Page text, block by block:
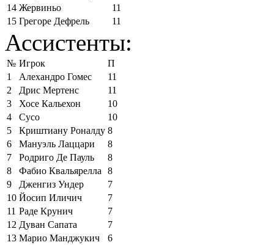
14 Жервиньо
11
15 Грегоре Дефрель 11
Ассистенты:
№ Игрок
П
1
Алехандро Гомес
11
2
Дрис Мертенс
11
3
Хосе Кальехон
10
4
Сусо
10
5
Криштиану Роналду 8
6
Мануэль Лаццари
8
7
Родриго Де Пауль
8
8
Фабио Квальярелла
8
9
Дженгиз Ундер
7
10 Йосип Иличич
7
11 Раде Крунич
7
12 Дуван Сапата
7
13 Марио Манджукич
6